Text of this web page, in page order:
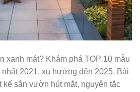
xanh mát? Khám phá TOP 10 mẫu
2021, xu hướng đến 2025. Bài
kế sân vườn hút mắt, nguyên tắc